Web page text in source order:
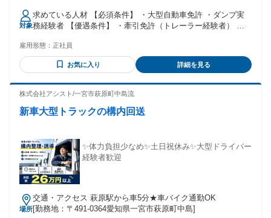
手当】 全員に一律で支払われる通勤・皆勤・家族手当金額：
あり 全員に一律で支払われるその他手当金額：あり 1ヶ月あ
たり2万円 〜 3万円 月給は年齢や経験に応じて決定します。
【その他手当】 ・能力給 ・役職手当 ・家族手当 ・交通費支
対象
求めている人材 【必須条件】 ・大型自動車免許 ・ダンプ実
務経験者 【優遇条件】 ・牽引免許（トレーラー経験者） ・
務が出来る方 【こんな方を「中核メンバー」としてお迎えし
ます】 ✅「安全」と「規律」をプロのプライドとして守れる
方 単に「運ぶ」だけでなく、過積載の防止や車両の日常点検
ます。 特に、元請け様の現場における独自の安全ルールや走
実さ」を重視しています。 ✅チームでの「連携」を大切にで
っとしたコミュニケーションを大切にできる方なら、すぐに
馴染んでいただけます。 ✅「生涯ドライバー」として安定を
掴みたい方 「無理な夜勤や長距離はもうしんどい。でも、培
った運転技術は活かしたい」という40代・50代が中心の職場
ます。 通勤時間に渋滞も少ないため、会社近辺だけでなく、
名古屋市や津島市など幅広く通われる方がいます！ ✅臨機応
雇用形態： 正社員
お気に入り 詳細を見る
株式会社アシスト/一宮市萩原町中島流
新車大型トラックの構内回送
✨体力負担少なめ✨土日祝休み✨大型ドライバー
経験者歓迎
場所
交通・アクセス 萩原駅から車5分★車バイク通勤OK
[勤務地：〒491-0364愛知県一宮市萩原町中島]